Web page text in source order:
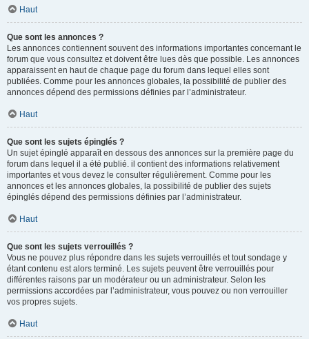
Haut
Que sont les annonces ?
Les annonces contiennent souvent des informations importantes concernant le
forum que vous consultez et doivent être lues dès que possible. Les annonces
apparaissent en haut de chaque page du forum dans lequel elles sont
publiées. Comme pour les annonces globales, la possibilité de publier des
annonces dépend des permissions définies par l’administrateur.
Haut
Que sont les sujets épinglés ?
Un sujet épinglé apparaît en dessous des annonces sur la première page du
forum dans lequel il a été publié. il contient des informations relativement
importantes et vous devez le consulter régulièrement. Comme pour les
annonces et les annonces globales, la possibilité de publier des sujets
épinglés dépend des permissions définies par l’administrateur.
Haut
Que sont les sujets verrouillés ?
Vous ne pouvez plus répondre dans les sujets verrouillés et tout sondage y
étant contenu est alors terminé. Les sujets peuvent être verrouillés pour
différentes raisons par un modérateur ou un administrateur. Selon les
permissions accordées par l’administrateur, vous pouvez ou non verrouiller
vos propres sujets.
Haut